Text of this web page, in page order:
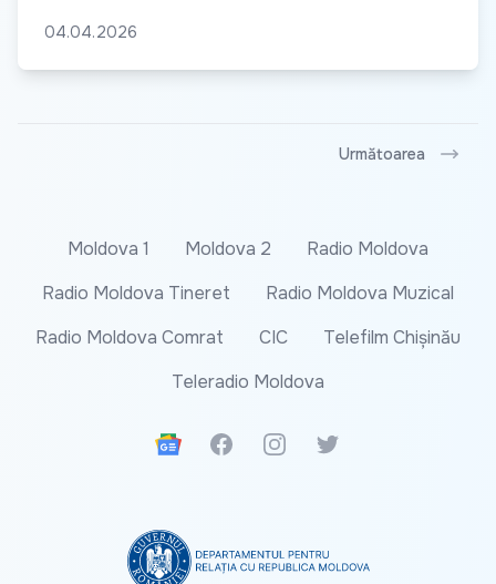
04.04.2026
Următoarea
Moldova 1 Moldova 2
Radio Moldova
Radio Moldova Tineret
Radio Moldova Muzical
Radio Moldova Comrat
CIC
Telefilm Chișinău
Teleradio Moldova
Google News
FacebookInstagramTwitter